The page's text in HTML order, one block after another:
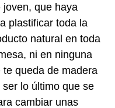
joven, que haya
plastificar toda la
natural en toda
ni en ninguna
queda de madera
lo último que se
cambiar unas